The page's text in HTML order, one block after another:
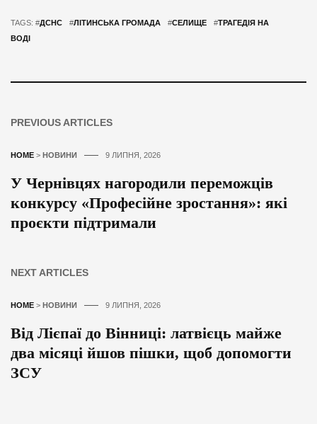
TAGS: #ДСНС #ЛІТИНСЬКА ГРОМАДА #СЕЛИЩЕ #ТРАГЕДІЯ НА
ВОДІ
PREVIOUS ARTICLES
HOME > НОВИНИ 9 ЛИПНЯ, 2026
У Чернівцях нагородили переможців
конкурсу «Професійне зростання»: які
проєкти підтримали
NEXT ARTICLES
HOME > НОВИНИ 9 ЛИПНЯ, 2026
Від Лієпаї до Вінниці: латвієць майже
два місяці йшов пішки, щоб допомогти
ЗСУ